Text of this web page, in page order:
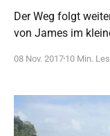
Der Weg folgt
von James im
durch ein
08 Nov. 2017 10 Min.